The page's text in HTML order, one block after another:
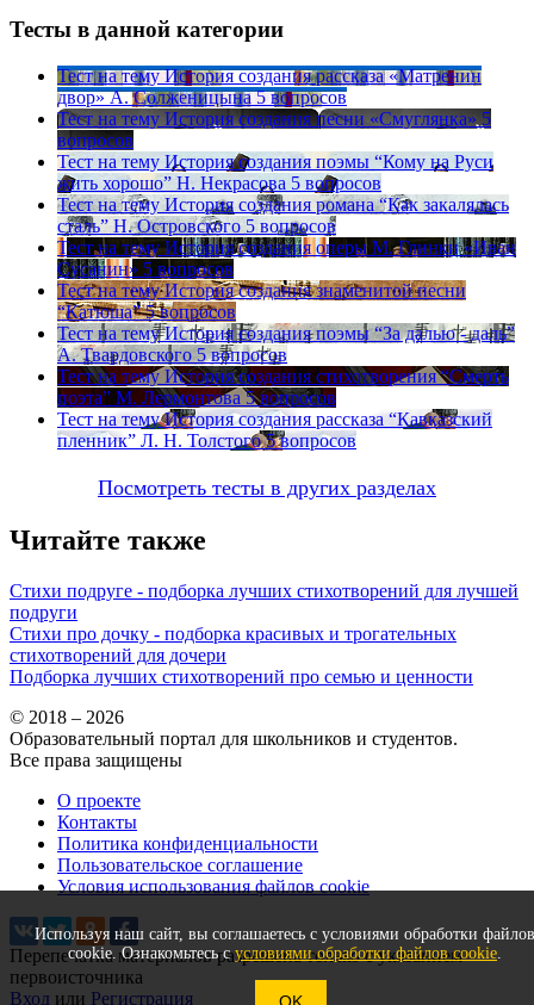
Тесты в данной категории
Тест на тему История создания рассказа «Матренин
двор» А. Солженицына 5 вопросов
Тест на тему История создания песни «Смуглянка» 5
вопросов
Тест на тему История создания поэмы “Кому на Руси
жить хорошо” Н. Некрасова 5 вопросов
Тест на тему История создания романа “Как закалялась
сталь” Н. Островского 5 вопросов
Тест на тему История создания оперы М. Глинки «Иван
Сусанин» 5 вопросов
Тест на тему История создания знаменитой песни
“Катюша” 5 вопросов
Тест на тему История создания поэмы “За далью - даль”
А. Твардовского 5 вопросов
Тест на тему История создания стихотворения “Смерть
поэта” М. Лермонтова 5 вопросов
Тест на тему История создания рассказа “Кавказский
пленник” Л. Н. Толстого 5 вопросов
Посмотреть тесты в других разделах
Читайте также
Стихи подруге - подборка лучших стихотворений для лучшей
подруги
Стихи про дочку - подборка красивых и трогательных
стихотворений для дочери
Подборка лучших стихотворений про семью и ценности
Используя наш сайт, вы соглашаетесь с условиями обработки файлов
cookie. Ознакомьтесь сусловиями обработки файлов cookie.
© 2018 – 2026
Образовательный портал для школьников и студентов.
Все права защищены
О проекте
Контакты
Политика конфиденциальности
Пользовательское соглашение
Условия использования файлов cookie
Перепечатка материалов разрешена только с указанием
первоисточника
Вход или Регистрация